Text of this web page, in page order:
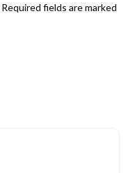
Required fields are marked